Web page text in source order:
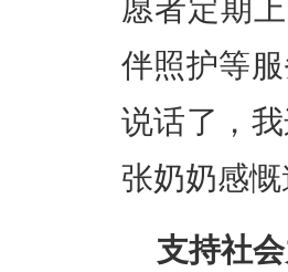
愿者定期
伴照护等
说话了，
张奶奶感慨
支持社